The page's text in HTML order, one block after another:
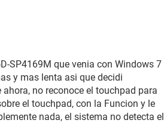
SP4169M que venia con Windows 7
y mas lenta asi que decidi
no reconoce el touchpad para
el touchpad, con la Funcion y le
nada, el sistema no detecta el